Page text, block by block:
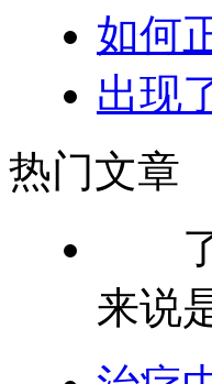
如何
出现
热门文章
了
来说